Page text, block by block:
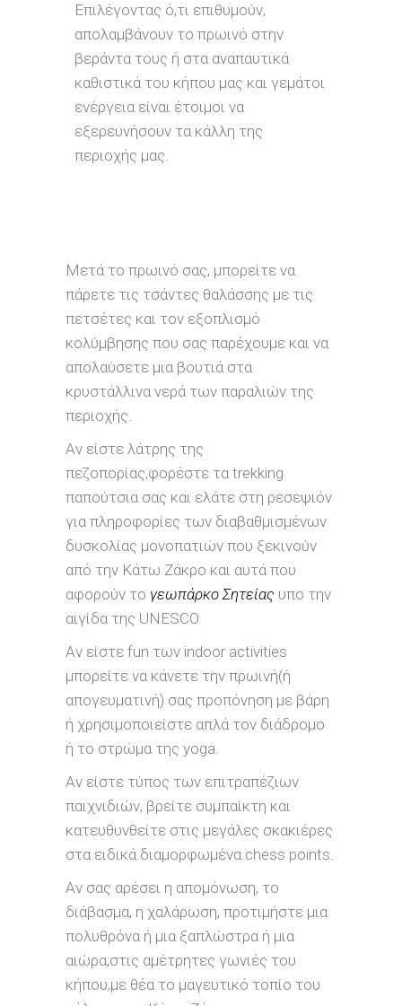
Επιλέγοντας ό,τι επιθυμούν,
απολαμβάνουν το πρωινό στην
βεράντα τους ή στα αναπαυτικά
καθιστικά του κήπου μας και γεμάτοι
ενέργεια είναι έτοιμοι να
εξερευνήσουν τα κάλλη της
περιοχής μας.
Μετά το πρωινό σας, μπορείτε να
πάρετε τις τσάντες θαλάσσης με τις
πετσέτες και τον εξοπλισμό
κολύμβησης που σας παρέχουμε και να
απολαύσετε μια βουτιά στα
κρυστάλλινα νερά των παραλιών της
περιοχής.
Αν είστε λάτρης της
πεζοπορίας,φορέστε τα trekking
παπούτσια σας και ελάτε στη ρεσεψιόν
για πληροφορίες των διαβαθμισμένων
δυσκολίας μονοπατιών που ξεκινούν
από την Κάτω Ζάκρο και αυτά που
αφορούν το γεωπάρκο Σητείας υπο την
αιγίδα της UNESCO
Αν είστε fun των indoor activities
μπορείτε να κάνετε την πρωινή(ή
απογευματινή) σας προπόνηση με βάρη
ή χρησιμοποιείστε απλά τον διάδρομο
ή το στρώμα της yoga.
Αν είστε τύπος των επιτραπέζιων
παιχνιδιών, βρείτε συμπαίκτη και
κατευθυνθείτε στις μεγάλες σκακιέρες
στα ειδικά διαμορφωμένα chess points.
Aν σας αρέσει η απομόνωση, το
διάβασμα, η χαλάρωση, προτιμήστε μια
πολυθρόνα ή μια ξαπλώστρα ή μια
αιώρα,στις αμέτρητες γωνιές του
κήπου,με θέα το μαγευτικό τοπίο του